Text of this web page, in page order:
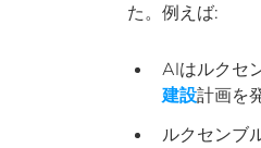
た。例えば:
AIはルクセ
建設計画を
ルクセンブ